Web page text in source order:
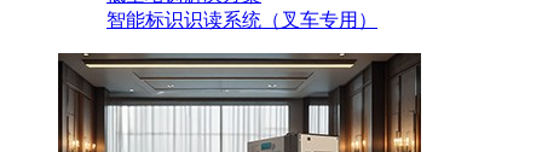
智能标识识读系统（叉车专用）